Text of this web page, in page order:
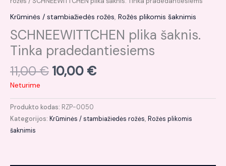
Krūminės / stambiažiedės rožės, Rožės plikomis šaknimis
SCHNEEWITTCHEN plika šaknis.
Tinka pradedantiesiems
11,00€ 10,00 €
Neturime
Produkto kodas: RZP-0050
Kategorijos: Krūminės / stambiažiedės rožės, Rožės plikomis
šaknimis